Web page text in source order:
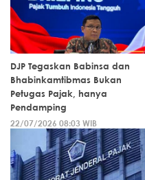
DJP Tegaskan Babinsa dan
Bhabinkamtibmas Bukan
Petugas Pajak, hanya
Pendamping
22/07/2026 08:03 WIB